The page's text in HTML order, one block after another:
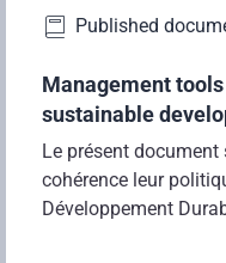
Published
Management
sustainable
Le présent
cohérence leur
Développement
sur la prise en